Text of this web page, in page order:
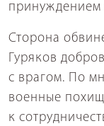
принуждением
Сторона
Гуряков
с врагом. По
военные
к